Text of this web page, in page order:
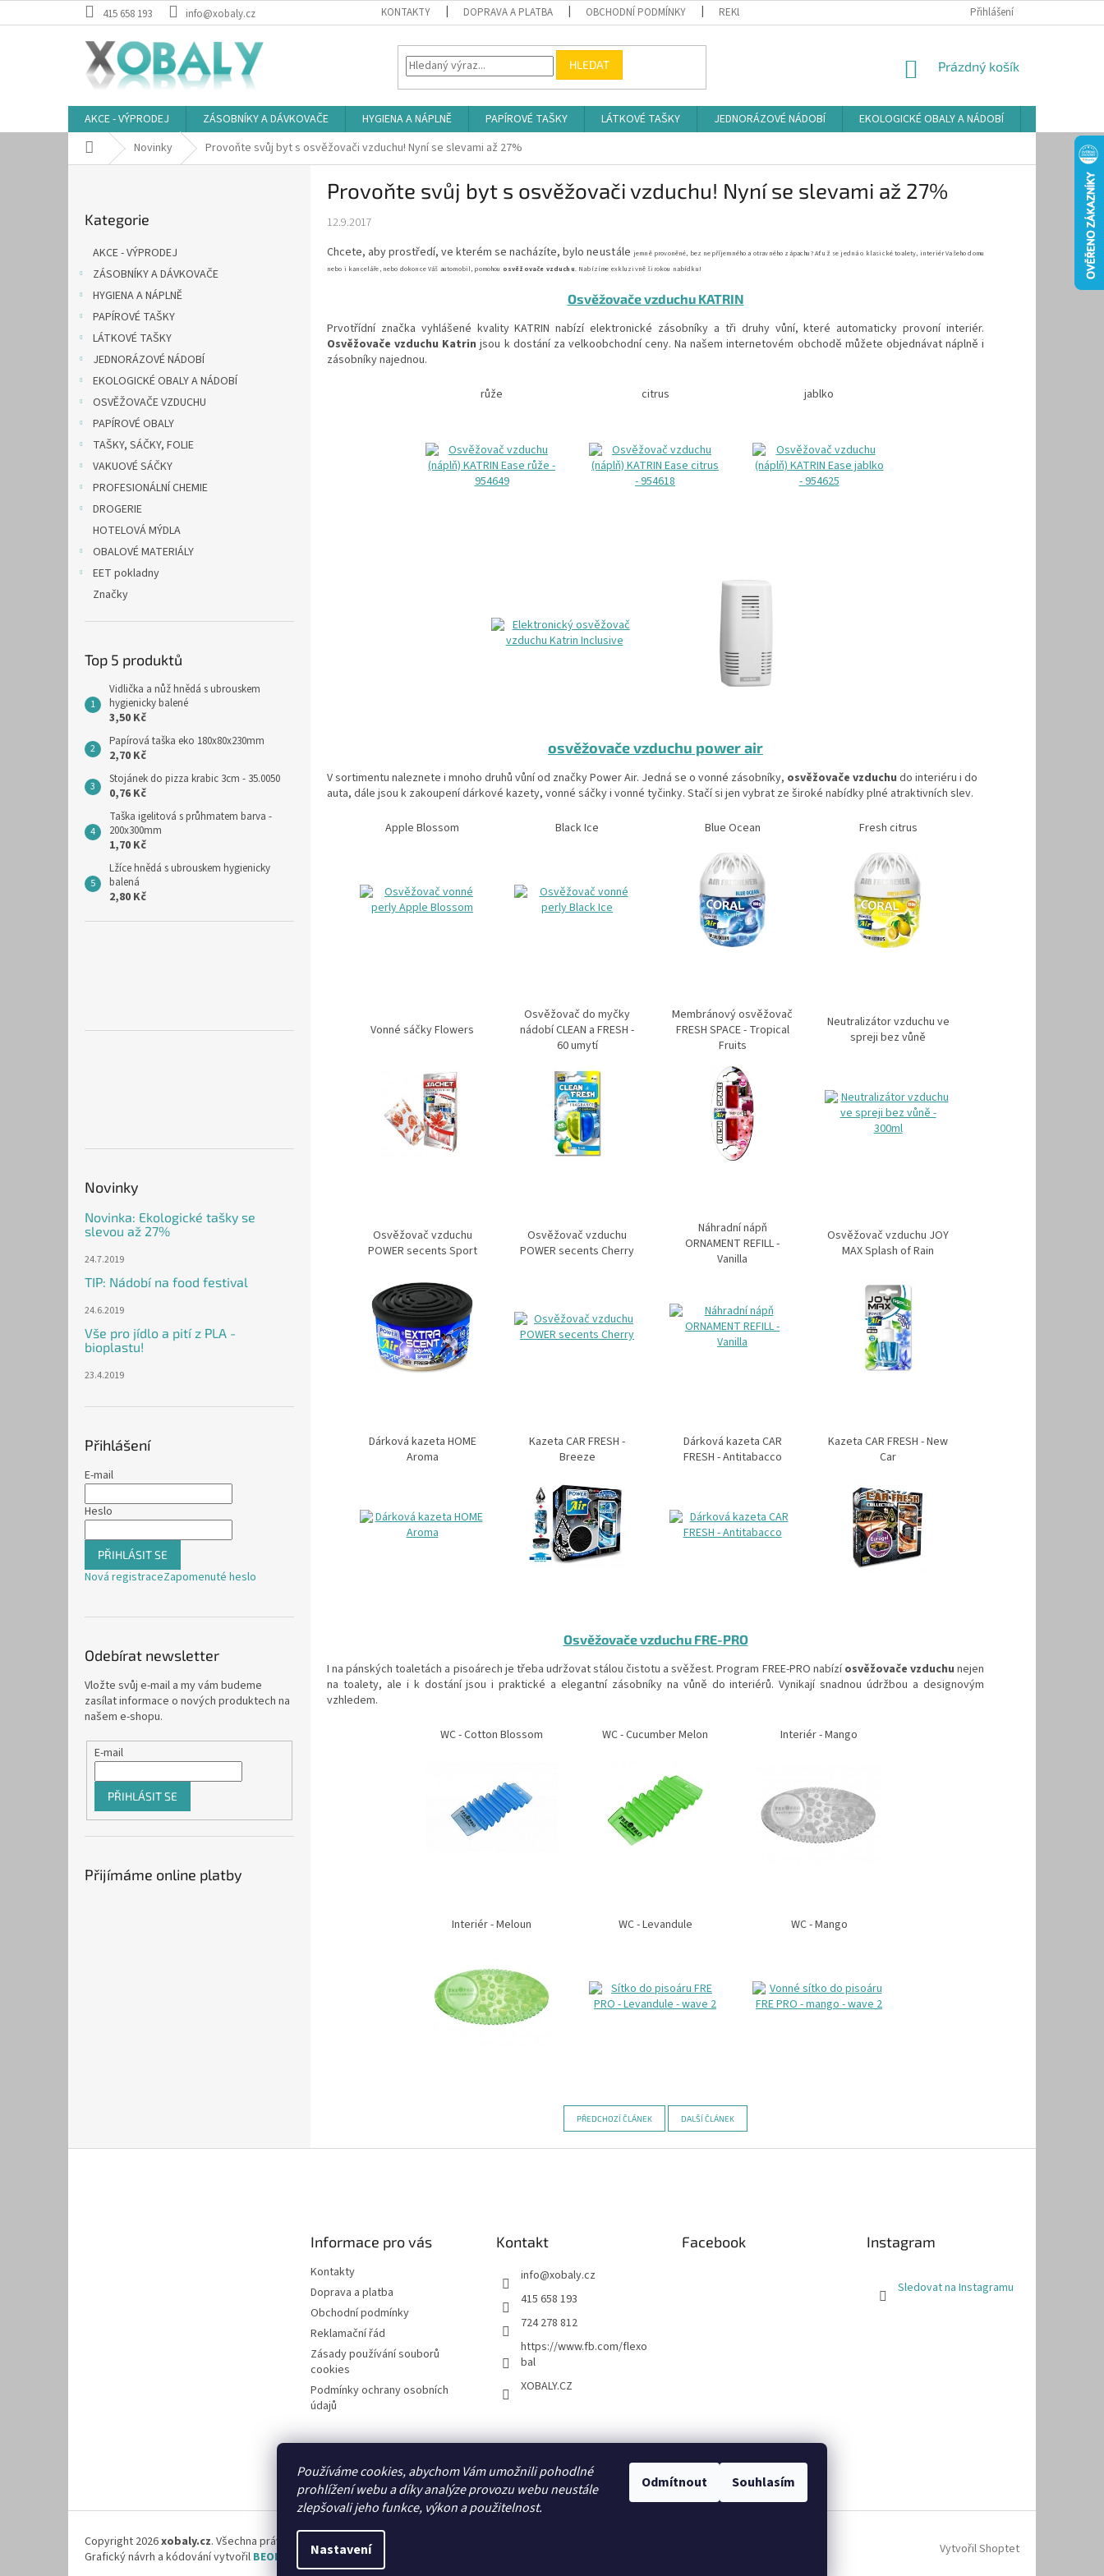
Používáme cookies, abychom Vám umožnili pohodlné
prohlížení webu a díky analýze provozu webu neustále
zlepšovali jeho funkce, výkon a použitelnost.
Nastavení
Odmítnout Souhlasím
na
415 658 193 info@xobaly.cz KONTAKTY DOPRAVA A PLATBA OBCHODNÍ PODMÍNKY REKLAMAČNÍ ŘÁD ZÁSADY POUŽÍVÁNÍ SOUBORŮ COOKIES
Přihlášení
HLEDAT
NÁKUPNÍ
Prázdný košík
AKCE - VÝPRODEJ ZÁSOBNÍKY A DÁVKOVAČE HYGIENA A NÁPLNĚ PAPÍROVÉ TAŠKY LÁTKOVÉ TAŠKY JEDNORÁZOVÉ NÁDOBÍ EKOLOGICKÉ OBALY A NÁDOBÍ
Domů Novinky Provoňte svůj byt s osvěžovači vzduchu! Nyní se slevami až 27%
kategorie
Kategorie
AKCE - VÝPRODEJ
ZÁSOBNÍKY A DÁVKOVAČE
HYGIENA A NÁPLNĚ
PAPÍROVÉ TAŠKY
LÁTKOVÉ TAŠKY
JEDNORÁZOVÉ NÁDOBÍ
EKOLOGICKÉ OBALY A NÁDOBÍ
OSVĚŽOVAČE VZDUCHU
PAPÍROVÉ OBALY
TAŠKY, SÁČKY, FOLIE
VAKUOVÉ SÁČKY
PROFESIONÁLNÍ CHEMIE
DROGERIE
HOTELOVÁ MÝDLA
OBALOVÉ MATERIÁLY
EET pokladny
Značky
Top 5 produktů
Vidlička a nůž hnědá s ubrouskem
hygienicky balené
3,50 Kč
Papírová taška eko 180x80x230mm
2,70 Kč
Stojánek do pizza krabic 3cm - 35.0050
0,76 Kč
Taška igelitová s průhmatem barva -
200x300mm
1,70 Kč
Lžíce hnědá s ubrouskem hygienicky
balená
2,80 Kč
Novinky
Novinka: Ekologické tašky se
slevou až 27%
24.7.2019
TIP: Nádobí na food festival
24.6.2019
Vše pro jídlo a pití z PLA -
bioplastu!
23.4.2019
Přihlášení
E-mail
Heslo
PŘIHLÁSIT SE
Nová registraceZapomenuté heslo
Odebírat newsletter
Vložte svůj e-mail a my vám budeme
zasílat informace o nových produktech na
našem e-shopu.
E-mail
PŘIHLÁSIT SE
Přijímáme online platby
Provoňte svůj byt s osvěžovači vzduchu! Nyní se slevami až 27%
12.9.2017
Chcete, aby prostředí, ve kterém se nacházíte, byloneustále jemně provoněné, bez nepříjemného a otravného zápachu? Ať už se jedná o klasické toalety, interiér Vašeho domu
nebo i kanceláře, nebo dokonce Váš automobil, pomohou osvěžovače vzduchu. Nabízíme exkluzivně širokou nabídku!
Osvěžovače vzduchu KATRIN
Prvotřídní značka vyhlášené kvality KATRIN nabízí elektronické zásobníky a tři druhy vůní, které automaticky provoní interiér.
Osvěžovače vzduchu Katrin jsou k dostání za velkoobchodní ceny. Na našem internetovém obchodě můžete objednávat náplně i
zásobníky najednou.
růže citrus jablko
osvěžovače vzduchu power air
V sortimentu naleznete i mnoho druhů vůní od značky Power Air. Jedná se o vonné zásobníky, osvěžovače vzduchu do interiéru i do
auta, dále jsou k zakoupení dárkové kazety, vonné sáčky i vonné tyčinky. Stačí si jen vybrat ze široké nabídky plné atraktivních slev.
Apple Blossom Black Ice Blue Ocean Fresh citrus
Vonné sáčky Flowers
Osvěžovač do myčky
nádobí CLEAN a FRESH -
60 umytí
Membránový osvěžovač
FRESH SPACE - Tropical
Fruits
Neutralizátor vzduchu ve
spreji bez vůně
Osvěžovač vzduchu
POWER secents Sport
Osvěžovač vzduchu
POWER secents Cherry
Náhradní nápň
ORNAMENT REFILL -
Vanilla
Osvěžovač vzduchu JOY
MAX Splash of Rain
Dárková kazeta HOME
Aroma
Kazeta CAR FRESH -
Breeze
Dárková kazeta CAR
FRESH - Antitabacco
Kazeta CAR FRESH - New
Car
Osvěžovače vzduchu FRE-PRO
I na pánských toaletách a pisoárech je třeba udržovat stálou čistotu a svěžest. Program FREE-PRO nabízíosvěžovače vzduchu nejen
na toalety, ale i k dostání jsou i praktické a elegantní zásobníky na vůně do interiérů. Vynikají snadnou údržbou a designovým
vzhledem.
WC - Cotton Blossom WC - Cucumber Melon Interiér - Mango
Interiér - Meloun WC - Levandule WC - Mango
PŘEDCHOZÍ ČLÁNEK DALŠÍ ČLÁNEK
Informace pro vás
Kontakty
Doprava a platba
Obchodní podmínky
Reklamační řád
Zásady používání souborů
cookies
Podmínky ochrany osobních
údajů
Kontakt
info@xobaly.cz
415 658 193
724 278 812
https://www.fb.com/flexo
bal
XOBALY.CZ
Facebook Instagram
Sledovat na Instagramu
FLEXOBAL KATRIN
Vytvořil Shoptet
Copyright 2026xobaly.cz. Všechna práva vyhrazena.
Grafický návrh a kódování vytvořil BEOM.cz